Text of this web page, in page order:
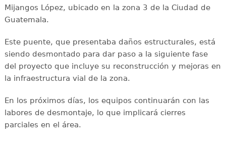
Mijangos López, ubicado en la zona 3 de la Ciudad de
Guatemala.
Este puente, que presentaba daños estructurales, está
siendo desmontado para dar paso a la siguiente fase
del proyecto que incluye su reconstrucción y mejoras en
la infraestructura vial de la zona.
En los próximos días, los equipos continuarán con las
labores de desmontaje, lo que implicará cierres
parciales en el área.